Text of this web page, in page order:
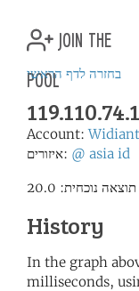
join the
pool
בחזרה לדף הראשי
Account:
איזורים: @ asia id
History
In the graph
milliseconds,